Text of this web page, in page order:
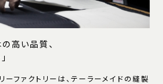
高い品質、
ファクトリーは、テーラーメイドの縫製